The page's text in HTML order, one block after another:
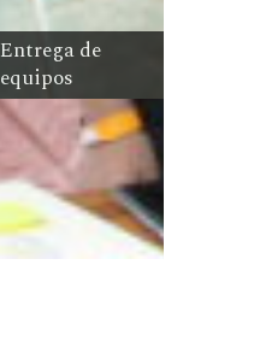
Entrega de
equipos